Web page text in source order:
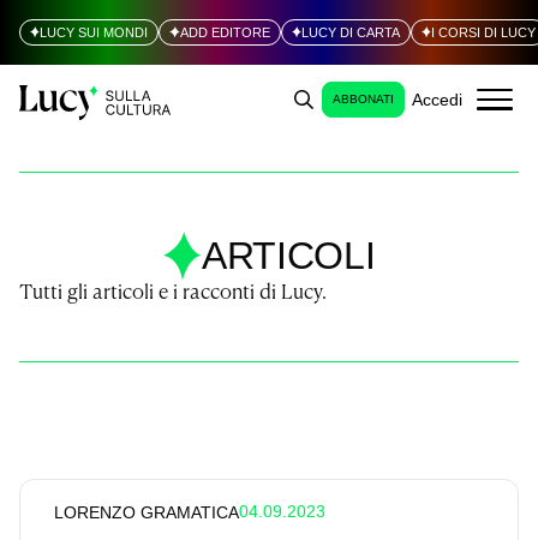
LUCY SUI MONDI ADD EDITORE LUCY DI CARTA I CORSI DI LUCY
ABBONATI Accedi
ARTICOLI
Tutti gli articoli e i racconti di Lucy.
LORENZO GRAMATICA04.09.2023